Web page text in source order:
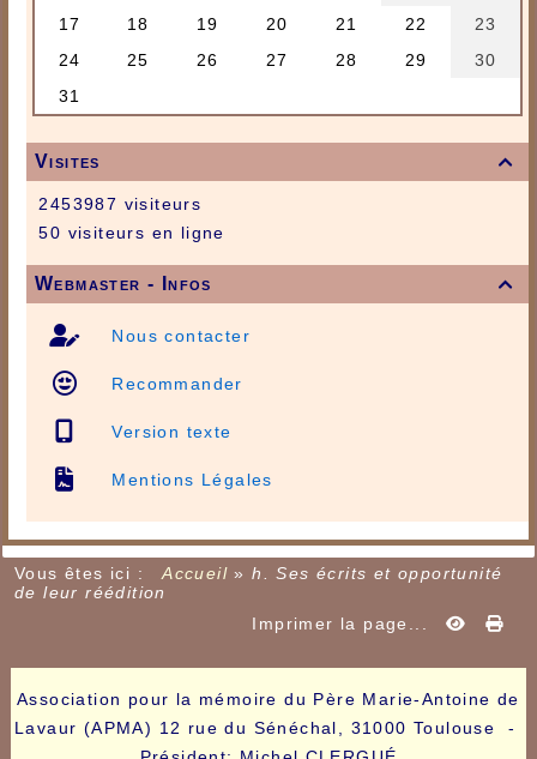

Visites
2453987 visiteurs
50 visiteurs en ligne

Webmaster - Infos
Nous contacter
Recommander
Version texte
Mentions Légales
Vous êtes ici : Accueil»h. Ses écrits et opportunité
de leur réédition
Imprimer la page...
Association pour la mémoire du Père Marie-Antoine de
Lavaur (APMA) 12 rue du Sénéchal, 31000 Toulouse -